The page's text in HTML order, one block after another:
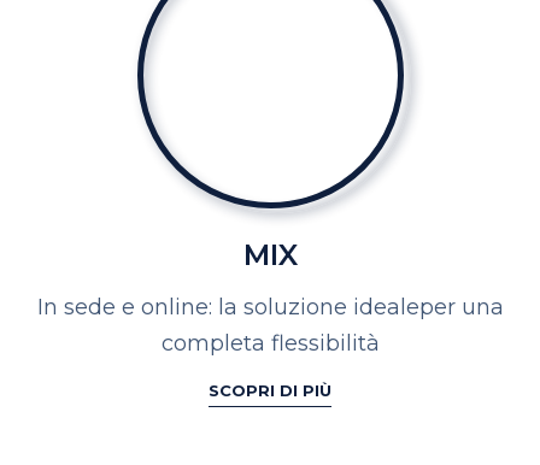
MIX
In sede e online: la soluzione idealeper una
completa flessibilità
SCOPRI DI PIÙ